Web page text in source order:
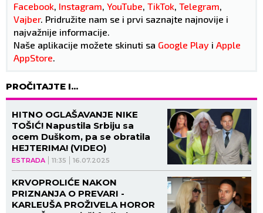
Facebook, Instagram, YouTube, TikTok, Telegram,
Vajber. Pridružite nam se i prvi saznajte najnovije i
najvažnije informacije.
Naše aplikacije možete skinuti sa Google Play i Apple
AppStore.
PROČITAJTE I...
ESTRADA 11:35 16.07.2025
HITNO OGLAŠAVANJE NIKE
TOŠIĆ! Napustila Srbiju sa
ocem Duškom, pa se obratila
HEJTERIMA! (VIDEO)
KRVOPROLIĆE NAKON
PRIZNANJA O PREVARI -
KARLEUŠA PROŽIVELA HOROR